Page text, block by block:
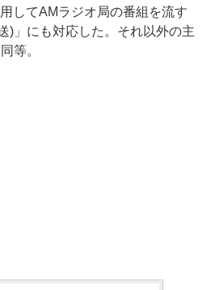
してAMラジオ局の番組を流す
)」にも対応した。それ以外の主
等。